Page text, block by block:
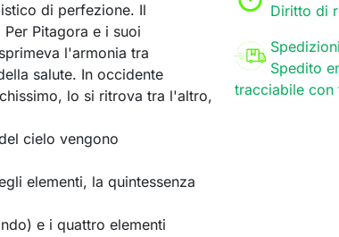
Diritto di
Spedizioni
Spedito
tracciabile con
di perfezione. Il
Pitagora e i suoi
l'armonia tra
salute. In occidente
lo si ritrova tra l'altro,
cielo vengono
elementi, la quintessenza
e i quattro elementi